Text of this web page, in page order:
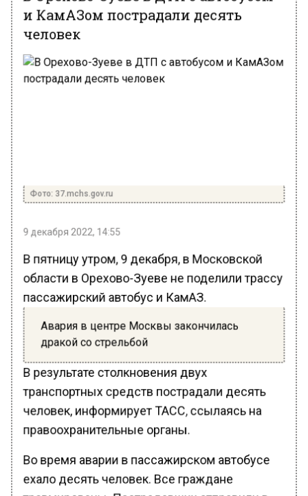
и КамАЗом пострадали десять
человек
Фото: 37.mchs.gov.ru
9 декабря 2022, 14:55
В пятницу утром, 9 декабря, в Московской
области в Орехово-Зуеве не поделили трассу
пассажирский автобус и КамАЗ.
Авария в центре Москвы закончилась
дракой со стрельбой
В результате столкновения двух
транспортных средств пострадали десять
человек, информирует ТАСС, ссылаясь на
правоохранительные органы.
Во время аварии в пассажирском автобусе
ехало десять человек. Все граждане